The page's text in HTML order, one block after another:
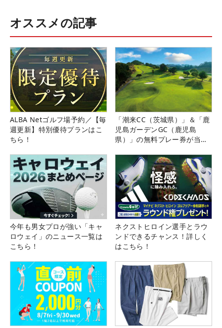
オススメの記事
ALBA Netゴルフ場予約／【毎
週更新】特別優待プランはこ
ちら！
「潮来CC（茨城県）」＆「鹿
児島ガーデンGC（鹿児島
県）」の無料プレー券が当た
今年も男女プロが強い「キャ
ロウェイ」のニュース一覧は
こちら！
ネクストヒロイン選手とラウ
ンドできるチャンス！詳しく
はこちら！